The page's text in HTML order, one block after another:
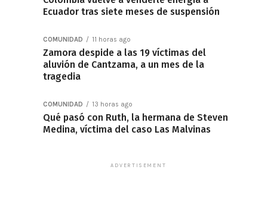
Ecuador tras siete meses de suspensión
COMUNIDAD 11 horas ago
Zamora despide a las 19 víctimas del
aluvión de Cantzama, a un mes de la
tragedia
COMUNIDAD 13 horas ago
Qué pasó con Ruth, la hermana de Steven
Medina, víctima del caso Las Malvinas
ADVERTISEMENT